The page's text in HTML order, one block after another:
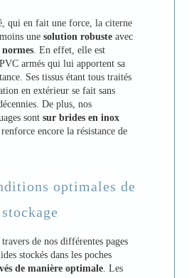
qui en fait une force, la citerne
une solution robuste avec
. En effet, elle est
armés qui lui apportent sa
Ses tissus étant tous traités
en extérieur se fait sans
De plus, nos
sont sur brides en inox
renforce encore la résistance de
optimales de
stockage
de nos différentes pages
stockés dans les poches
de manière optimale . Les